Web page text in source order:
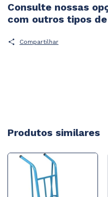
Consulte nossas
com outros tipos
Compartilhar
Produtos similares